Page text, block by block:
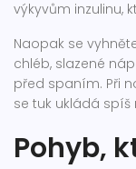
výkyvům inzulinu,
Naopak se
chléb, slazené
před spaním. Při
se tuk ukládá spíš
Pohyb,